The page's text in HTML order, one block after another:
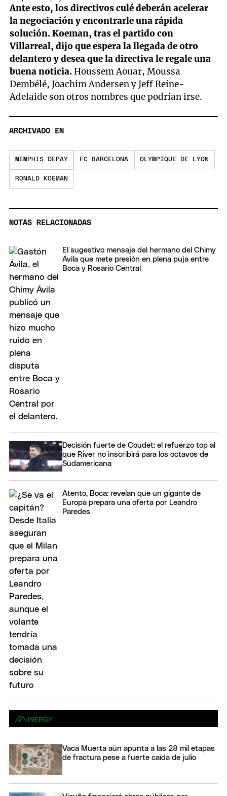
Ante esto, los directivos culé deberán acelerar
la negociación y encontrarle una rápida
solución. Koeman, tras el partido con
Villarreal, dijo que espera la llegada de otro
delantero y desea que la directiva le regale una
buena noticia.Houssem Aouar, Moussa
Dembélé, Joachim Andersen y Jeff Reine-
Adelaide son otros nombres que podrían irse.
ARCHIVADO EN
MEMPHIS DEPAY FC BARCELONA OLYMPIQUE DE LYON
RONALD KOEMAN
NOTAS RELACIONADAS
El sugestivo mensaje del hermano del Chimy
Ávila que mete presión en plena puja entre
Boca y Rosario Central
Decisión fuerte de Coudet: el refuerzo top al
que River no inscribirá para los octavos de
Sudamericana
Atento, Boca: revelan que un gigante de
Europa prepara una oferta por Leandro
Paredes
Vaca Muerta aún apunta a las 28 mil etapas
de fractura pese a fuerte caída de julio